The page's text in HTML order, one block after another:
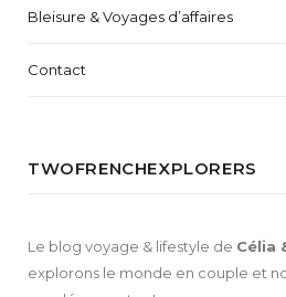
Bleisure & Voyages d’affaires
Contact
TWOFRENCHEXPLORERS
Le blog voyage & lifestyle de Célia
explorons le monde en couple et